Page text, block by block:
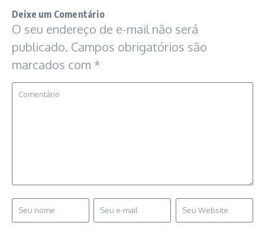
Deixe um Comentário
O seu endereço de e-mail não será
publicado. Campos obrigatórios são
marcados com *